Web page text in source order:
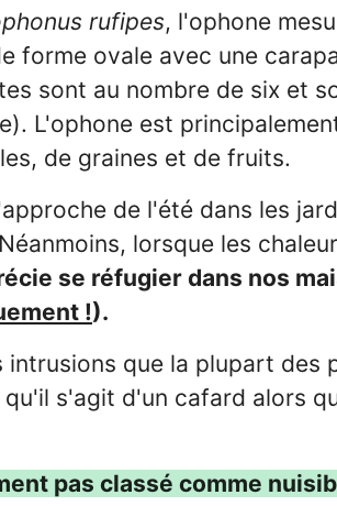
rufipes, l'ophone
forme ovale avec une
sont au nombre de six et
L'ophone est
de graines et de fruits.
de l'été dans les
lorsque les
se réfugier dans nos
!).
que la plupart des
s'agit d'un cafard alors
pas classé comme